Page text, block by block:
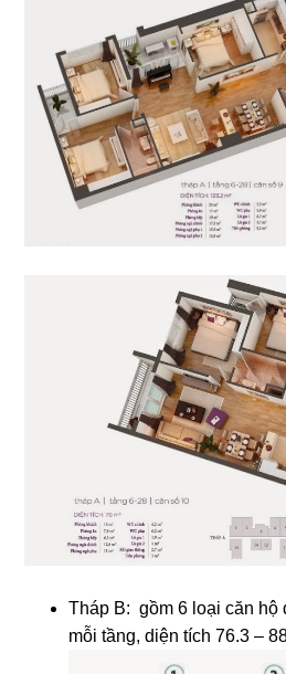
Tháp B: gồm 6 loại căn
mỗi tầng, diện tích 76.3 –